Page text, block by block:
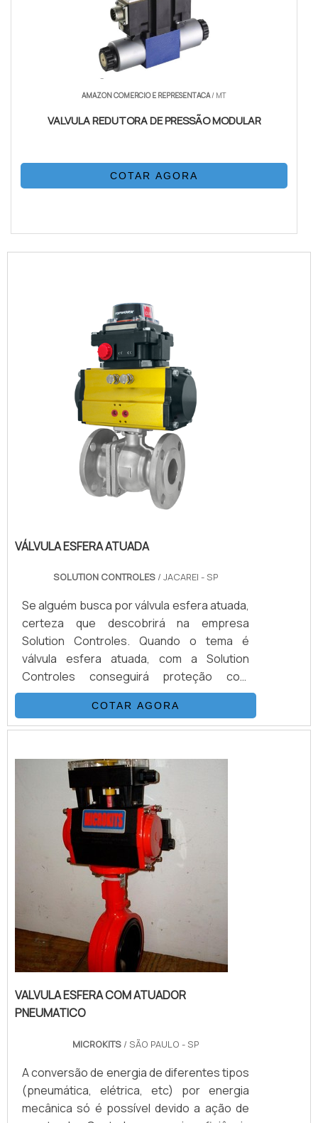
AMAZON COMERCIO E REPRESENTACA/ MT
VALVULA REDUTORA DE PRESSÃO MODULAR
COTAR AGORA
VÁLVULA ESFERA ATUADA
SOLUTION CONTROLES / JACAREI - SP
Se alguém busca por válvula esfera atuada,
certeza que descobrirá na empresa
Solution Controles. Quando o tema é
válvula esfera atuada, com a Solution
Controles conseguirá proteção com
comprometimento com os resultados dos
clientes.DETALHES SOBRE A VÁLVULA
ESFERA ATUADAHá muitas maneiras
excelência em uma área de atuação. A
Solution Controles centraliza sua energia
em oferecer aos parceiros uma est...
COTAR AGORA
VALVULA ESFERA COM ATUADOR
PNEUMATICO
MICROKITS / SÃO PAULO - SP
A conversão de energia de diferentes tipos
(pneumática, elétrica, etc) por energia
mecânica só é possível devido a ação de